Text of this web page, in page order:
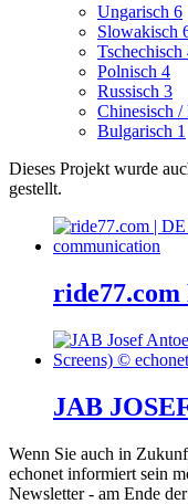
Ungarisch 6
Slowakisch
Tschechisch
Polnisch 4
Russisch 3
Chinesisch /
Bulgarisch 1
Dieses Projekt wurde
gestellt.
JAB
Wenn Sie auch in
echonet informiert sein
Newsletter - am Ende